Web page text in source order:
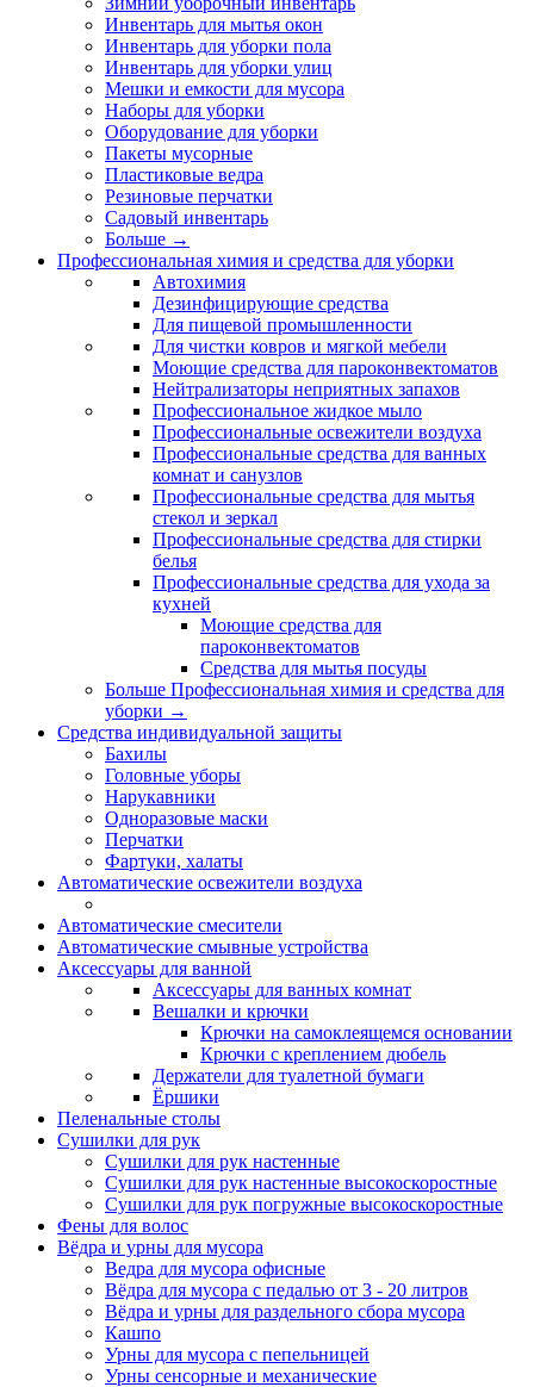
Инвентарь для мытья окон
Инвентарь для уборки пола
Инвентарь для уборки улиц
Мешки и емкости для мусора
Наборы для уборки
Оборудование для уборки
Пакеты мусорные
Пластиковые ведра
Резиновые перчатки
Садовый инвентарь
Больше →
Профессиональная химия и средства для уборки
Автохимия
Дезинфицирующие средства
Для пищевой промышленности
Для чистки ковров и мягкой мебели
Моющие средства для пароконвектоматов
Нейтрализаторы неприятных запахов
Профессиональное жидкое мыло
Профессиональные освежители воздуха
Профессиональные средства для ванных
комнат и санузлов
Профессиональные средства для мытья
стекол и зеркал
Профессиональные средства для стирки
белья
Профессиональные средства для ухода за
кухней
Моющие средства для
пароконвектоматов
Средства для мытья посуды
Больше Профессиональная химия и средства для
уборки →
Средства индивидуальной защиты
Бахилы
Головные уборы
Нарукавники
Одноразовые маски
Перчатки
Фартуки, халаты
Автоматические освежители воздуха
Автоматические смесители
Автоматические смывные устройства
Аксессуары для ванной
Аксессуары для ванных комнат
Вешалки и крючки
Крючки на самоклеящемся основании
Крючки с креплением дюбель
Держатели для туалетной бумаги
Ёршики
Пеленальные столы
Сушилки для рук
Сушилки для рук настенные
Сушилки для рук настенные высокоскоростные
Сушилки для рук погружные высокоскоростные
Фены для волос
Вёдра и урны для мусора
Ведра для мусора офисные
Вёдра для мусора с педалью от 3 - 20 литров
Вёдра и урны для раздельного сбора мусора
Кашпо
Урны для мусора с пепельницей
Урны сенсорные и механические